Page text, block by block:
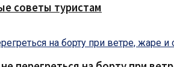
советы туристам